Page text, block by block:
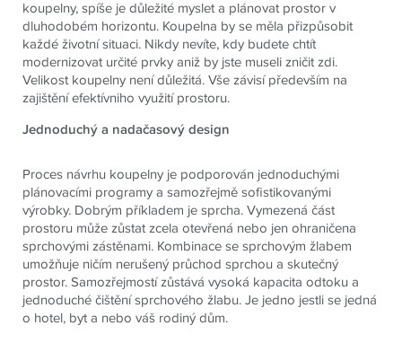
koupelny, spíše je důležité myslet a plánovat prostor v
dluhodobém horizontu. Koupelna by se měla přizpůsobit
každé životní situaci. Nikdy nevíte, kdy budete chtít
modernizovat určité prvky aniž by jste museli zničit zdi.
Velikost koupelny není důležitá. Vše závisí především na
zajištění efektívniho využití prostoru.
Jednoduchý a nadačasový design
Proces návrhu koupelny je podporován jednoduchými
plánovacími programy a samozřejmě sofistikovanými
výrobky. Dobrým příkladem je sprcha. Vymezená část
prostoru může zůstat zcela otevřená nebo jen ohraničena
sprchovými zástěnami. Kombinace se sprchovým žlabem
umožňuje ničím nerušený průchod sprchou a skutečný
prostor. Samozřejmostí zůstává vysoká kapacita odtoku a
jednoduché čištění sprchového žlabu. Je jedno jestli se jedná
o hotel, byt a nebo váš rodiný dům.